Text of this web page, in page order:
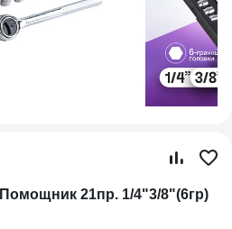
21пр. 1/4"3/8"(6гр)